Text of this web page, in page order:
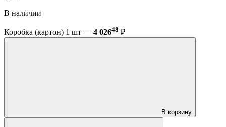
В наличии
Коробка (картон) 1 шт — 4 02648 ₽
В корзину